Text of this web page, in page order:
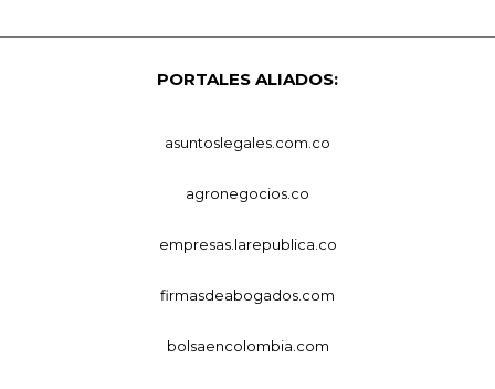
PORTALES ALIADOS:
asuntoslegales.com.co
agronegocios.co
empresas.larepublica.co
firmasdeabogados.com
bolsaencolombia.com